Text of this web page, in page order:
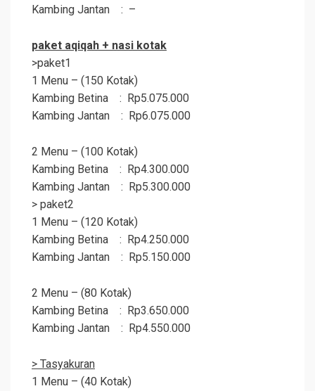
Kambing Jantan : –
paket aqiqah + nasi kotak
>paket1
1 Menu – (150 Kotak)
Kambing Betina : Rp5.075.000
Kambing Jantan : Rp6.075.000
2 Menu – (100 Kotak)
Kambing Betina : Rp4.300.000
Kambing Jantan : Rp5.300.000
> paket2
1 Menu – (120 Kotak)
Kambing Betina : Rp4.250.000
Kambing Jantan : Rp5.150.000
2 Menu – (80 Kotak)
Kambing Betina : Rp3.650.000
Kambing Jantan : Rp4.550.000
> Tasyakuran
1 Menu – (40 Kotak)